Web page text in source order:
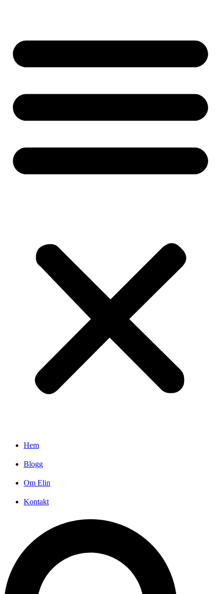
Hem
Blogg
Om Elin
Kontakt